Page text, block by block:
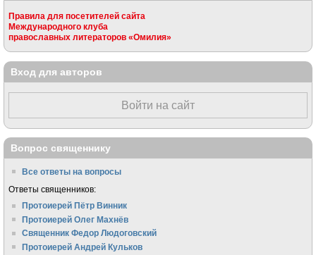
Правила для посетителей сайта
Международного клуба
православных литераторов «Омилия»
Вход для авторов
Войти на сайт
Вопрос священнику
Все ответы на вопросы
Ответы священников:
Протоиерей Пётр Винник
Протоиерей Олег Махнёв
Священник Федор Людоговский
Протоиерей Андрей Кульков